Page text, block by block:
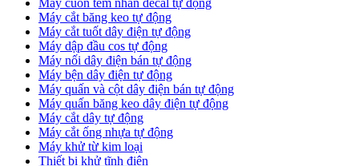
Máy cuốn tem nhãn decal tự động
Máy cắt băng keo tự động
Máy cắt tuốt dây điện tự động
Máy dập đầu cos tự động
Máy nối dây điện bán tự động
Máy bện dây điện tự động
Máy quấn và cột dây điện bán tự động
Máy quấn băng keo dây điện tự động
Máy cắt dây tự động
Máy cắt ống nhựa tự động
Máy khử từ kim loại
Thiết bị khử tĩnh điện